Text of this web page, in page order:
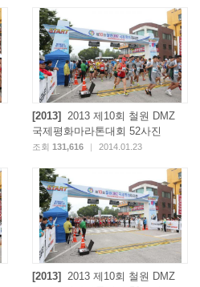
[2013]
2013 제10회 철원 DMZ
국제평화마라톤대회 52사진
조회 131,616 2014.01.23
[2013]
2013 제10회 철원 DMZ